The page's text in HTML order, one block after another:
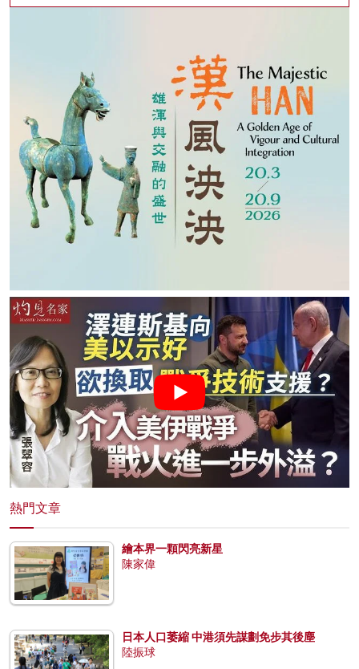
熱門文章
繪本界一顆閃亮新星
陳家偉
日本人口萎縮 中港須先謀劃免步其後塵
陸振球